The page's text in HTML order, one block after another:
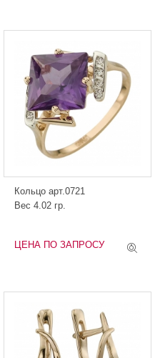
Кольцо арт.0721
Вес 4.02 гр.
ЦЕНА ПО ЗАПРОСУ